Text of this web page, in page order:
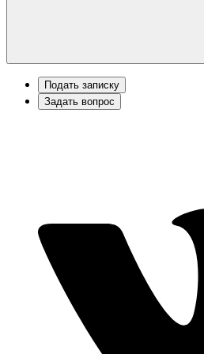
Подать записку
Задать вопрос